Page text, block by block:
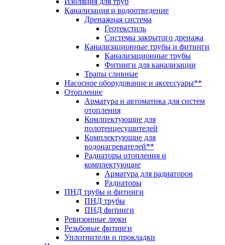
Канализация и водоотведение
Дренажная система
Геотекстиль
Системы закрытого дренажа
Канализационные трубы и фитинги
Канализационные трубы
Фитинги для канализации
Трапы сливные
Насосное оборудование и аксессуары**
Отопление
Арматура и автоматика для систем
отопления
Комлпектующие для
полотенцесушителей
Комплектующие для
водонагревателей**
Радиаторы отопления и
комплектующие
Арматура для радиаторов
Радиаторы
ПНД трубы и фитинги
ПНД трубы
ПНД фитинги
Ревизонные люки
Резьбовые фитинги
Уплотнители и прокладки